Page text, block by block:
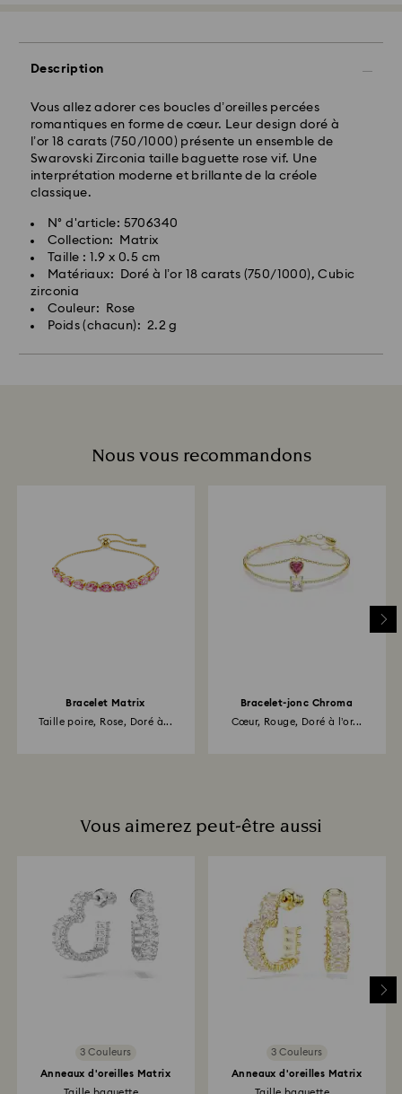
Description
Vous allez adorer ces boucles d’oreilles percées
romantiques en forme de cœur. Leur design doré à
l’or 18 carats (750/1000) présente un ensemble de
Swarovski Zirconia taille baguette rose vif. Une
interprétation moderne et brillante de la créole
classique.
N° d'article: 5706340
Collection: Matrix
Taille : 1.9 x 0.5 cm
Matériaux: Doré à l’or 18 carats (750/1000), Cubic
zirconia
Couleur: Rose
Poids (chacun): 2.2 g
Nous vous recommandons
Bracelet Matrix
Taille poire, Rose, Doré à...
Bracelet-jonc Chroma
Cœur, Rouge, Doré à l’or...
Vous aimerez peut-être aussi
3 Couleurs
Anneaux d'oreilles Matrix
3 Couleurs
Anneaux d'oreilles Matrix